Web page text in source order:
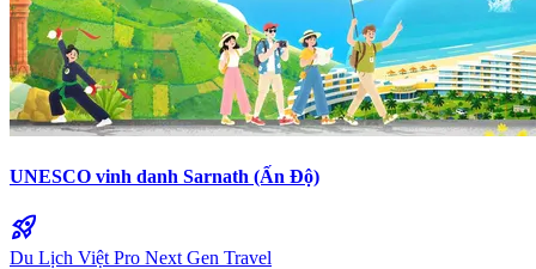
UNESCO vinh danh Sarnath (Ấn Độ)
rocket_launch
Du Lịch Việt Pro Next Gen Travel